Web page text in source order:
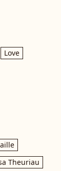
Love
Theuriau